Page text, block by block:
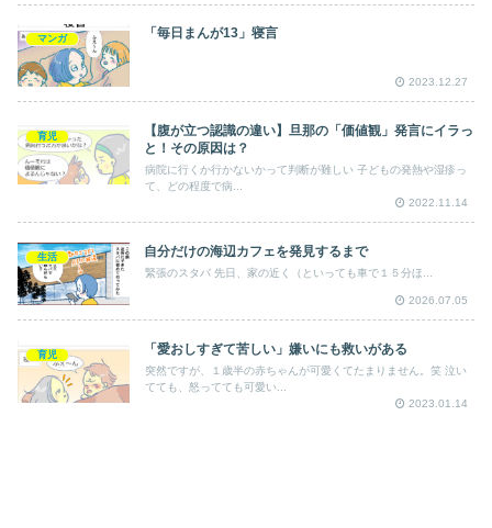
マンガ 「毎日まんが13」寝言
2023.12.27
育児
【腹が立つ認識の違い】旦那の「価値観」発言にイラっ
と！その原因は？
病院に行くか行かないかって判断が難しい 子どもの発熱や湿疹っ
て、どの程度で病...
2022.11.14
生活 自分だけの海辺カフェを発見するまで
緊張のスタバ 先日、家の近く（といっても車で１５分ほ...
2026.07.05
育児 「愛おしすぎて苦しい」嫌いにも救いがある
突然ですが、１歳半の赤ちゃんが可愛くてたまりません。笑 泣い
てても、怒ってても可愛い...
2023.01.14